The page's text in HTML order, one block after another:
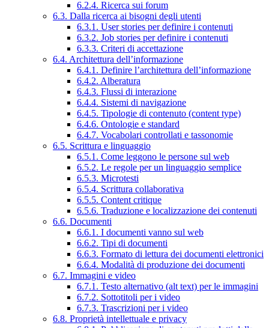
6.2.4. Ricerca sui forum
6.3. Dalla ricerca ai bisogni degli utenti
6.3.1. User stories per definire i contenuti
6.3.2. Job stories per definire i contenuti
6.3.3. Criteri di accettazione
6.4. Architettura dell’informazione
6.4.1. Definire l’architettura dell’informazione
6.4.2. Alberatura
6.4.3. Flussi di interazione
6.4.4. Sistemi di navigazione
6.4.5. Tipologie di contenuto (content type)
6.4.6. Ontologie e standard
6.4.7. Vocabolari controllati e tassonomie
6.5. Scrittura e linguaggio
6.5.1. Come leggono le persone sul web
6.5.2. Le regole per un linguaggio semplice
6.5.3. Microtesti
6.5.4. Scrittura collaborativa
6.5.5. Content critique
6.5.6. Traduzione e localizzazione dei contenuti
6.6. Documenti
6.6.1. I documenti vanno sul web
6.6.2. Tipi di documenti
6.6.3. Formato di lettura dei documenti elettronici
6.6.4. Modalità di produzione dei documenti
6.7. Immagini e video
6.7.1. Testo alternativo (alt text) per le immagini
6.7.2. Sottotitoli per i video
6.7.3. Trascrizioni per i video
6.8. Proprietà intellettuale e privacy